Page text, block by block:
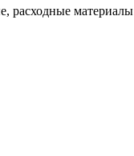
расходные материалы